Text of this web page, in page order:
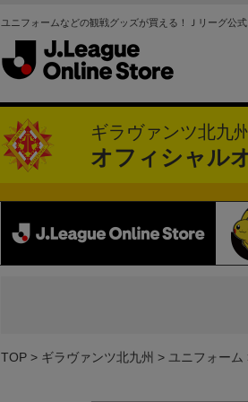
ユニフォームなどの観戦グッズが買える！Ｊリーグ公
ギラヴァンツ北九
オフィシャル
TOP ギラヴァンツ北九州 ユニフォーム